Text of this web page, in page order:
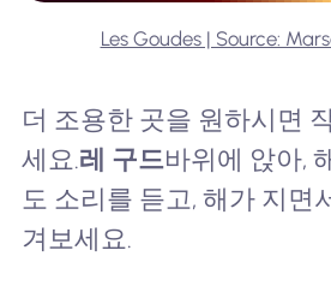
Les Goudes | Source:
더 조용한 곳을 원하시면
세요.레 구드바위에 앉아,
도 소리를 듣고, 해가 지면
겨보세요.